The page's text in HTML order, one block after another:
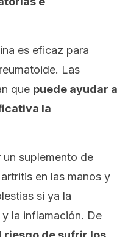
es eficaz para
Las
que puede ayudar a
la
suplemento de
en las manos y
si ya la
la inflamación. De